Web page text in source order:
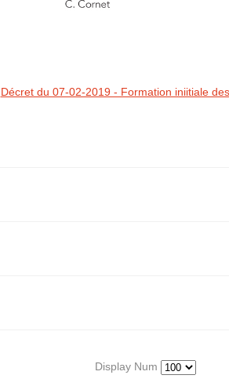
Décret du 07-02-2019 - Formation iniitiale
Display Num